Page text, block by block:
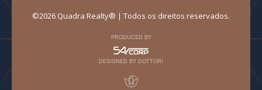
©2026 Quadra Realty® | Todos os direitos reservados.
PRODUCED BY
DESIGNED BY DOTTORI